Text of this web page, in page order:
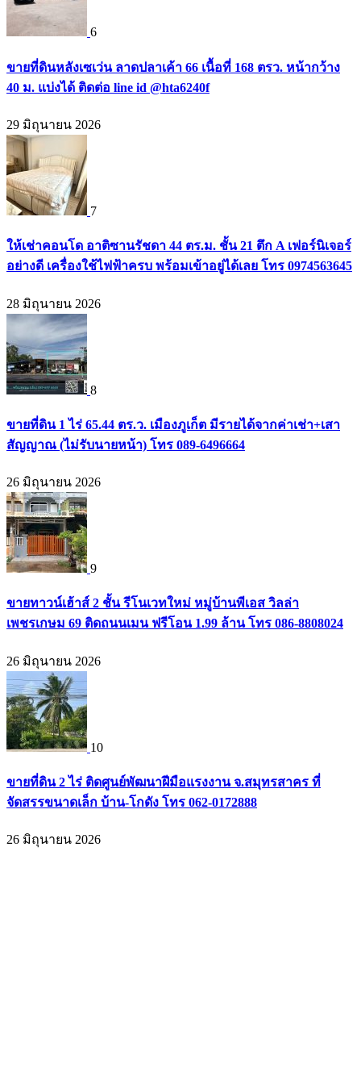
6
ขายที่ดินหลังเซเว่น ลาดปลาเค้า 66 เนื้อที่ 168 ตรว. หน้ากว้าง
40 ม. แบ่งได้ ติดต่อ line id @hta6240f
29 มิถุนายน 2026
7
ให้เช่าคอนโด อาติซานรัชดา 44 ตร.ม. ชั้น 21 ตึก A เฟอร์นิเจอร์
อย่างดี เครื่องใช้ไฟฟ้าครบ พร้อมเข้าอยู่ได้เลย โทร 0974563645
28 มิถุนายน 2026
8
ขายที่ดิน 1 ไร่ 65.44 ตร.ว. เมืองภูเก็ต มีรายได้จากค่าเช่า+เสา
สัญญาณ (ไม่รับนายหน้า) โทร 089-6496664
26 มิถุนายน 2026
9
ขายทาวน์เฮ้าส์ 2 ชั้น รีโนเวทใหม่ หมู่บ้านพีเอส วิลล่า
เพชรเกษม 69 ติดถนนเมน ฟรีโอน 1.99 ล้าน โทร 086-8808024
26 มิถุนายน 2026
10
ขายที่ดิน 2 ไร่ ติดศูนย์พัฒนาฝีมือแรงงาน จ.สมุทรสาคร ที่
จัดสรรขนาดเล็ก บ้าน-โกดัง โทร 062-0172888
26 มิถุนายน 2026